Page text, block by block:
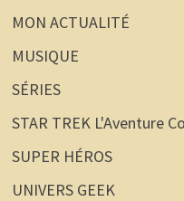
MON ACTUALITÉ
MUSIQUE
SÉRIES
STAR TREK L'Aventure
SUPER HÉROS
UNIVERS GEEK